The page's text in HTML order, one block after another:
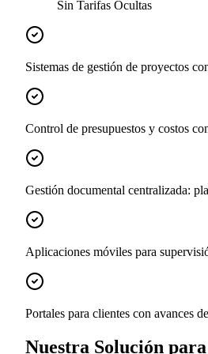
Sin Tarifas Ocultas
Sistemas de gestión de proyectos
Control de presupuestos y costos
Gestión documental centralizada:
Aplicaciones móviles para
Portales para clientes con avances
Nuestra Solución